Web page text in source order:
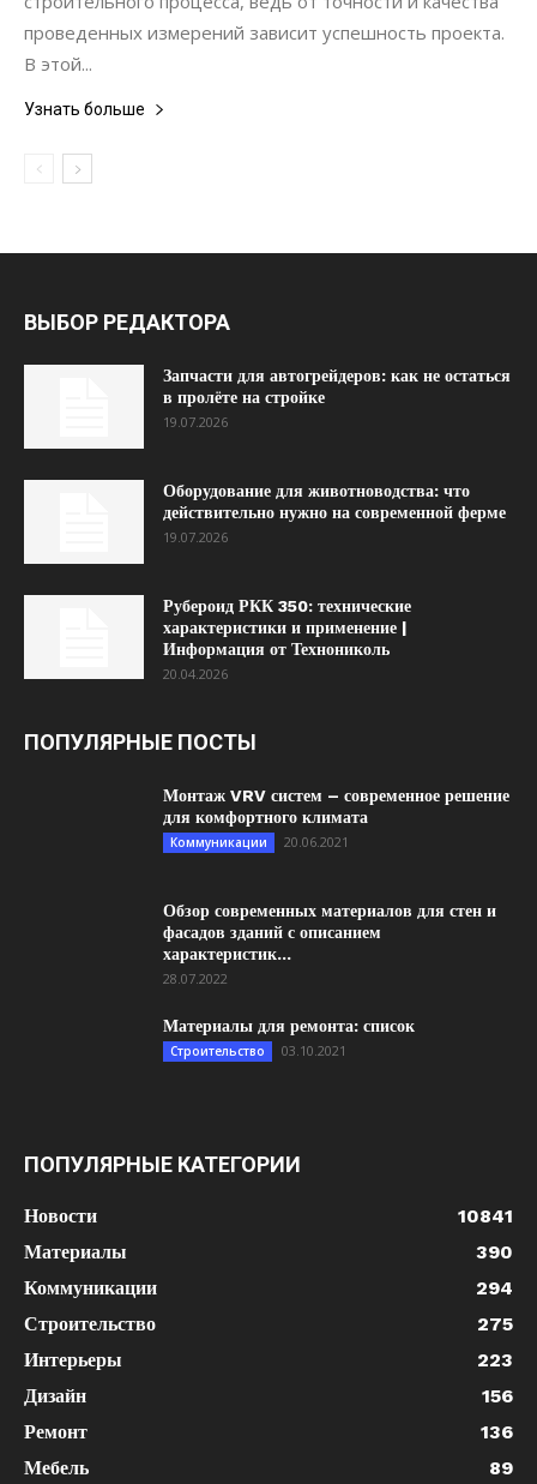
проведенных измерений зависит успешность проекта.
В этой...
Узнать больше
ВЫБОР РЕДАКТОРА
Запчасти для автогрейдеров: как не остаться
в пролёте на стройке
19.07.2026
Оборудование для животноводства: что
действительно нужно на современной ферме
19.07.2026
Рубероид РКК 350: технические
характеристики и применение |
Информация от Технониколь
20.04.2026
ПОПУЛЯРНЫЕ ПОСТЫ
Монтаж VRV систем – современное решение
для комфортного климата
Коммуникации 20.06.2021
Обзор современных материалов для стен и
фасадов зданий с описанием
характеристик...
28.07.2022
Материалы для ремонта: список
Строительство 03.10.2021
ПОПУЛЯРНЫЕ КАТЕГОРИИ
Новости
10841
Материалы
390
Коммуникации
294
Строительство
275
Интерьеры
223
Дизайн
156
Ремонт
136
Мебель
89